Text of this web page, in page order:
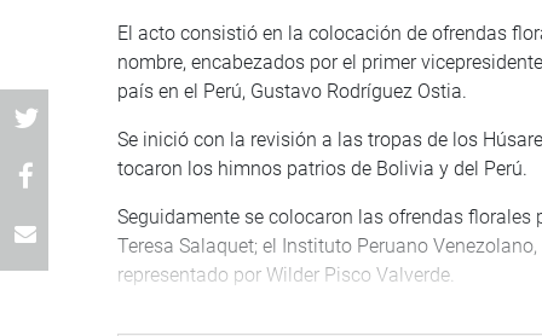
El acto consistió en la colocación de ofrendas
nombre, encabezados por el primer
país en el Perú, Gustavo Rodríguez Ostia.
Se inició con la revisión a las tropas de los
tocaron los himnos patrios de Bolivia y del Perú.
Seguidamente se colocaron las ofrendas
Teresa Salaquet; el Instituto Peruano
representado por Wilder Pisco Valverde.